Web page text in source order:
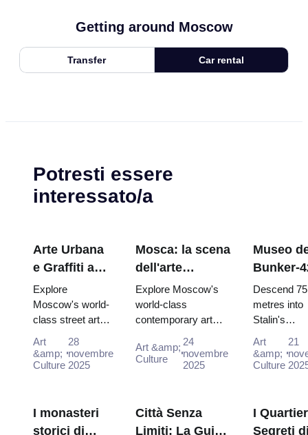
Getting around Moscow
Transfer Car rental
Potresti essere
interessato/a
Arte Urbana
e Graffiti a
Mosca:
Guida alla
Cultura
Urbana con il
Moscow
Explore
Moscow's world-
class street art
Winzavod,
Flacon, Artplay
Mosco...
Art
&amp;
Culture
28
novembre
2025
Mosca: la scena
dell'arte
contemporanea.
Gallerie
moderne con il
Moscow Pass
(2025–2026)
Explore Moscow's
world-class
contemporary art
2 House of Culture,
Garage Museum and
Art &amp;
Culture
24
novembre
2025
Museo
Bunker-
della
Fredda:
Guida
per i
2026)
Descend 75
metres into
Stalin's
nuclear
command
"Nuclear
show
Art
&amp;
Culture
21
I monasteri
storici di
Città Senza
Limiti: La Guida
I
Segreti